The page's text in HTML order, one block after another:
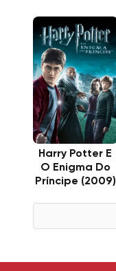
Harry Potter E
O Enigma Do
Príncipe (2009)